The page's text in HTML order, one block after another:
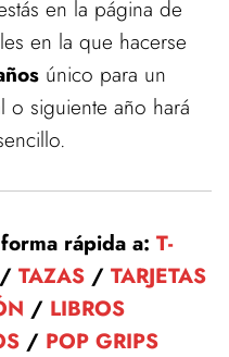
en la página de
en la que hacerse
único para un
siguiente año hará
rápida a: T-
TAZAS/ TARJETAS
/ LIBROS
/ POP GRIPS